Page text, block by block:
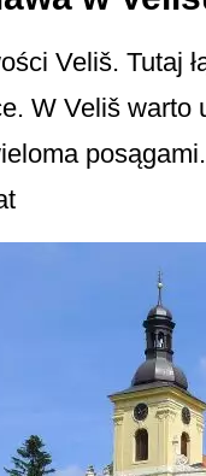
Veliš. Tutaj
W Veliš warto